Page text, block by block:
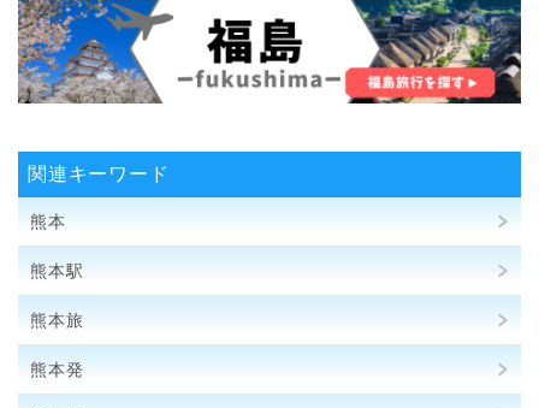
関連キーワード
熊本
熊本駅
熊本旅
熊本発